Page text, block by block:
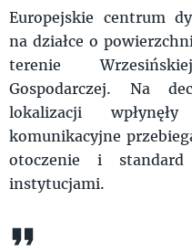
Europejskie centrum
na działce o
terenie
Gospodarczej. Na
lokalizacji
komunikacyjne
otoczenie i
instytucjami.